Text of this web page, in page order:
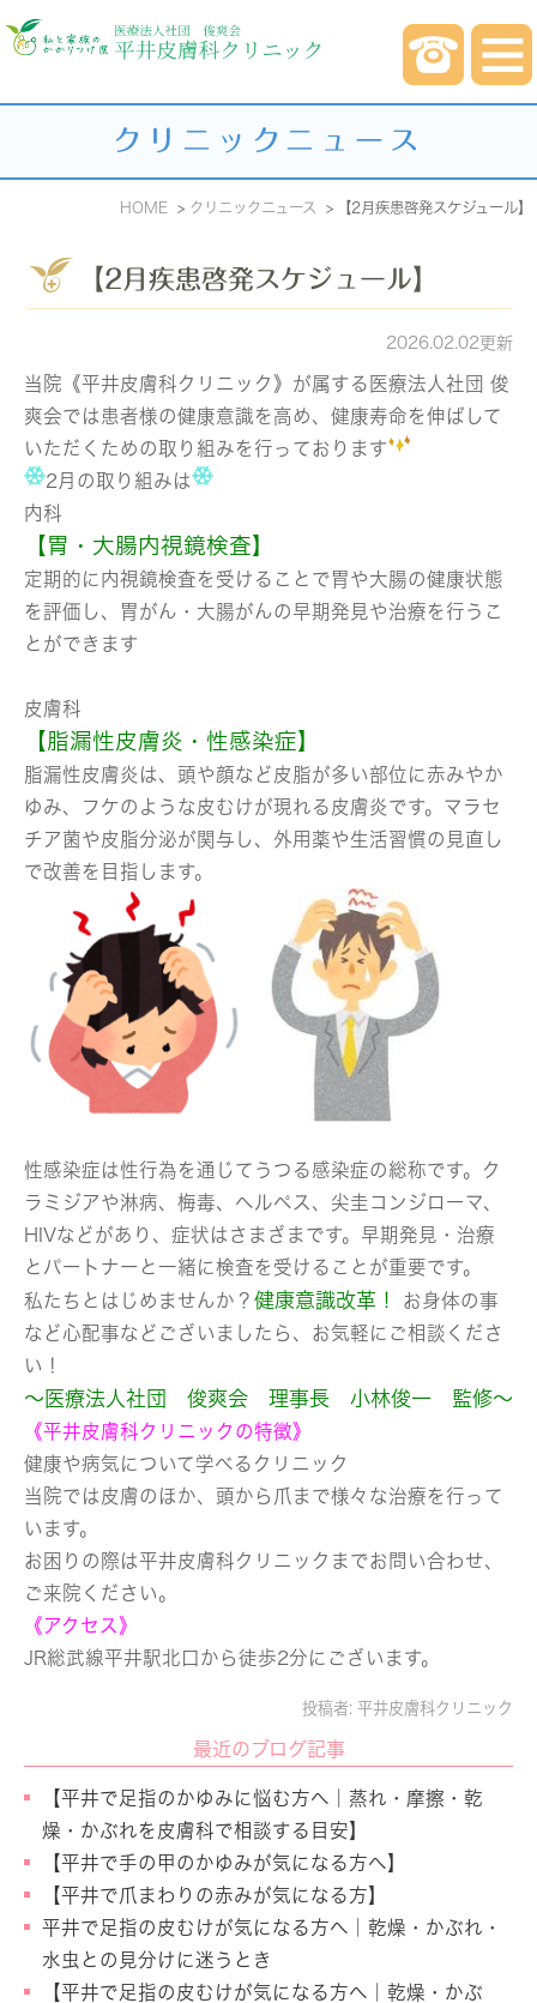
クリニックニュース
HOME クリニックニュース 【2月疾患啓発スケジュール】
【2月疾患啓発スケジュール】
2026.02.02更新
当院《平井皮膚科クリニック》が属する医療法人社団 俊
爽会では患者様の健康意識を高め、健康寿命を伸ばして
いただくための取り組みを行っております
2月の取り組みは
内科
【胃・大腸内視鏡検査】
定期的に内視鏡検査を受けることで胃や大腸の健康状態
を評価し、胃がん・大腸がんの早期発見や治療を行うこ
とができます
皮膚科
【脂漏性皮膚炎・性感染症】
脂漏性皮膚炎は、頭や顔など皮脂が多い部位に赤みやか
ゆみ、フケのような皮むけが現れる皮膚炎です。マラセ
チア菌や皮脂分泌が関与し、外用薬や生活習慣の見直し
で改善を目指します。
性感染症は性行為を通じてうつる感染症の総称です。ク
ラミジアや淋病、梅毒、ヘルペス、尖圭コンジローマ、
HIVなどがあり、症状はさまざまです。早期発見・治療
とパートナーと一緒に検査を受けることが重要です。
私たちとはじめませんか？ 健康意識改革！
お身体の事
など心配事などございましたら、お気軽にご相談くださ
い！
～医療法人社団 俊爽会 理事長 小林俊一 監修～
《平井皮膚科クリニックの特徴》
健康や病気について学べるクリニック
当院では皮膚のほか、頭から爪まで様々な治療を行って
います。
お困りの際は平井皮膚科クリニックまでお問い合わせ、
ご来院ください。
《アクセス》
JR総武線平井駅北口から徒歩2分にございます。
投稿者: 平井皮膚科クリニック
最近のブログ記事
【平井で足指のかゆみに悩む方へ｜蒸れ・摩擦・乾
燥・かぶれを皮膚科で相談する目安】
【平井で手の甲のかゆみが気になる方へ】
【平井で爪まわりの赤みが気になる方】
平井で足指の皮むけが気になる方へ｜乾燥・かぶれ・
水虫との見分けに迷うとき
【平井で足指の皮むけが気になる方へ｜乾燥・かぶ